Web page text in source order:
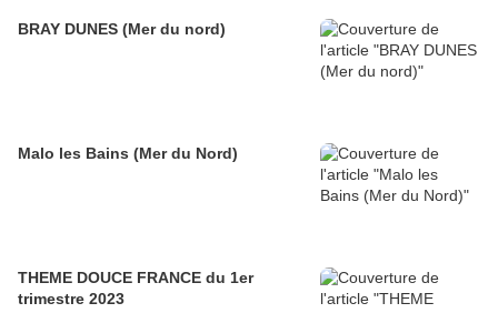
BRAY DUNES (Mer du nord)
Malo les Bains (Mer du Nord)
THEME DOUCE FRANCE du 1er
trimestre 2023